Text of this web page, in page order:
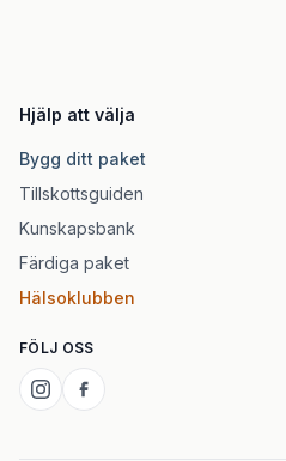
Hjälp att välja
Bygg ditt paket
Tillskottsguiden
Kunskapsbank
Färdiga paket
Hälsoklubben
FÖLJ OSS